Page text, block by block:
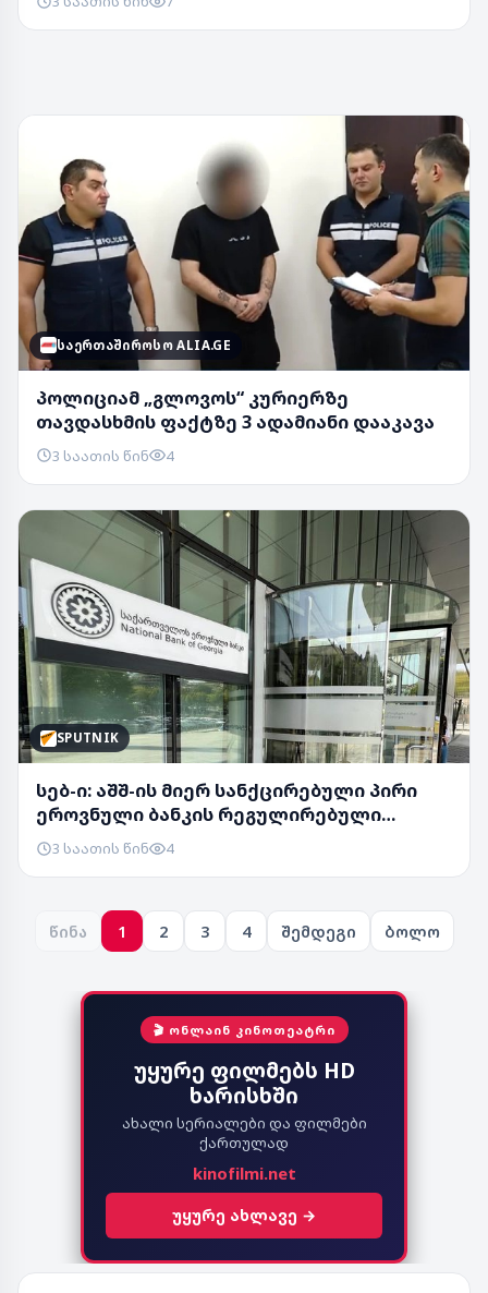
ᲡᲐᲔᲠᲗᲐᲨᲘᲠᲝᲡᲝ ALIA.GE
პოლიციამ „გლოვოს“ კურიერზე
თავდასხმის ფაქტზე 3 ადამიანი დააკავა
3 საათის წინ 4
SPUTNIK
სებ-ი: აშშ-ის მიერ სანქცირებული პირი
ეროვნული ბანკის რეგულირებული
სუბიექტი არ არ...
3 საათის წინ 4
წინა 1 2 3 4 შემდეგი ბოლო
🎬 ᲝᲜᲚᲐᲘᲜ ᲙᲘᲜᲝᲗᲔᲐᲢᲠᲘ
უყურე ფილმებს HD
ხარისხში
ახალი სერიალები და ფილმები
ქართულად
kinofilmi.net
უყურე ახლავე →